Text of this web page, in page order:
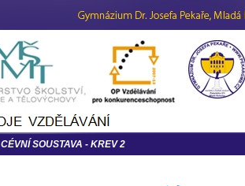
CÉVNÍ SOUSTAVA - KREV 2